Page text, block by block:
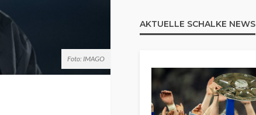
Foto: IMAGO
AKTUELLE SCHALKE NEWS